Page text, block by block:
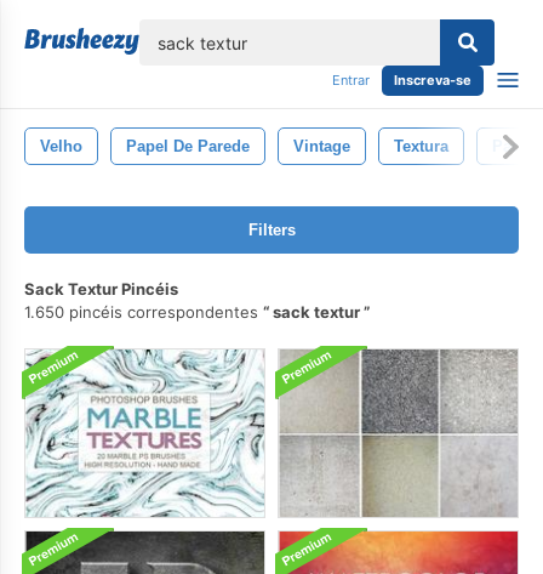
Entrar Inscreva-se
Velho Papel De Parede Vintage Textura
Filters
Sack Textur Pincéis
1.650 pincéis correspondentes
sack textur